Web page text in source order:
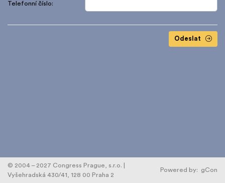
Telefonní číslo:
Odeslat
© 2004 – 2027 Congress Prague, s.r.o. |
Vyšehradská 430/41, 128 00 Praha 2
Powered by: gCon